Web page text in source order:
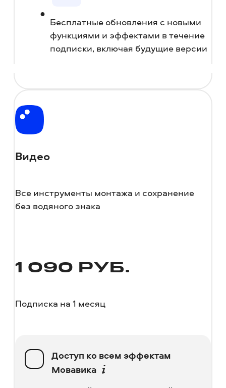
Бесплатные обновления с новыми
функциями и эффектами в течение
подписки, включая будущие версии
Видео
Все инструменты монтажа и сохранение
без водяного знака
1 090 РУБ.
Подписка на 1 месяц
Доступ ко всем эффектам
Мовавика